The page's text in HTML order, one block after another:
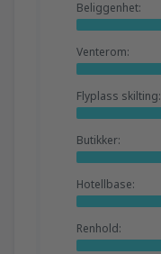
Beliggenhet:
Venterom:
Flyplass skilting:
Butikker:
Hotellbase:
Renhold: